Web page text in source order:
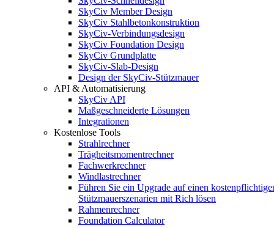
SkyCiv Member Design
SkyCiv Stahlbetonkonstruktion
SkyCiv-Verbindungsdesign
SkyCiv Foundation Design
SkyCiv Grundplatte
SkyCiv-Slab-Design
Design der SkyCiv-Stützmauer
API & Automatisierung
SkyCiv API
Maßgeschneiderte Lösungen
Integrationen
Kostenlose Tools
Strahlrechner
Trägheitsmomentrechner
Fachwerkrechner
Windlastrechner
Führen Sie ein Upgrade auf einen
Stützmauerszenarien mit Rich lösen
Rahmenrechner
Foundation Calculator